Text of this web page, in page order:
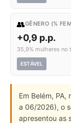
👥GÊNERO (%
+0,9 p.p.
35,9% mulheres no
ESTÁVEL
Em Belém,
a 06/2026), o
apresentou as